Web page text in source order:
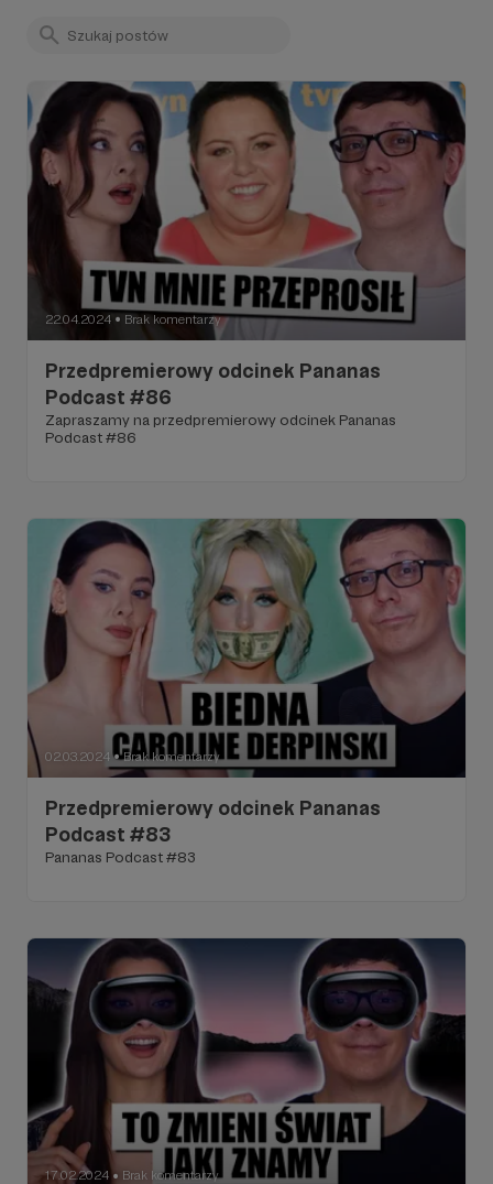
22.04.2024 ● Brak komentarzy
Przedpremierowy odcinek Pananas
Podcast #86
Zapraszamy na przedpremierowy odcinek Pananas
Podcast #86
02.03.2024 ● Brak komentarzy
Przedpremierowy odcinek Pananas
Podcast #83
Pananas Podcast #83
17.02.2024 ● Brak komentarzy